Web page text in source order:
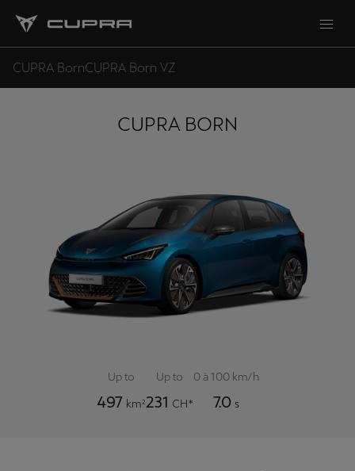
CUPRA BornCUPRA Born VZ
CUPRA BORN
Up to
497 km²
Up to
231 CH*
0 à 100 km/h
7.0 s